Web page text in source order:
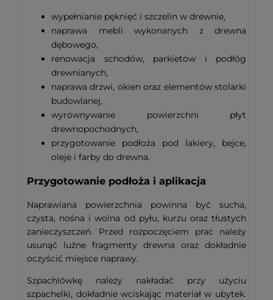
wypełnianie pęknięć i szczelin w drewnie,
naprawa mebli wykonanych z drewna
dębowego,
renowacja schodów, parkietów i podłóg
drewnianych,
naprawa drzwi, okien oraz elementów stolarki
budowlanej,
wyrównywanie powierzchni płyt
drewnopochodnych,
przygotowanie podłoża pod lakiery, bejce,
oleje i farby do drewna.
Przygotowanie podłoża i aplikacja
Naprawiana powierzchnia powinna być sucha,
czysta, nośna i wolna od pyłu, kurzu oraz tłustych
zanieczyszczeń. Przed rozpoczęciem prac należy
usunąć luźne fragmenty drewna oraz dokładnie
oczyścić miejsce naprawy.
Szpachlówkę należy nakładać przy użyciu
szpachelki, dokładnie wciskając materiał w ubytek.